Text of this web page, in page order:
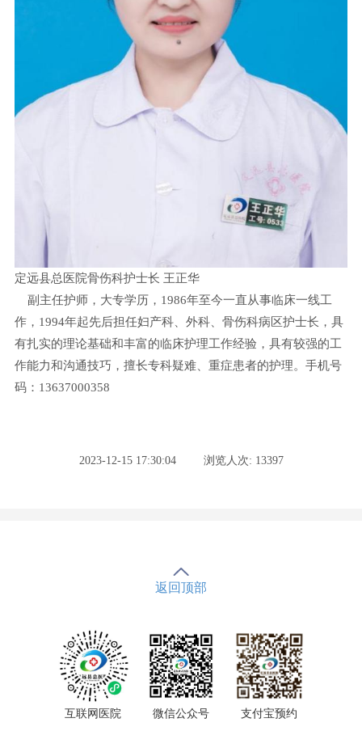
定远县总医院骨伤科护士长 王正华
副主任护师，大专学历，1986年至今一直从事临床一线工
作，1994年起先后担任妇产科、外科、骨伤科病区护士长，具
有扎实的理论基础和丰富的临床护理工作经验，具有较强的工
作能力和沟通技巧，擅长专科疑难、重症患者的护理。手机号
码：13637000358
2023-12-15 17:30:04 浏览人次: 13397
返回顶部
互联网医院 微信公众号 支付宝预约